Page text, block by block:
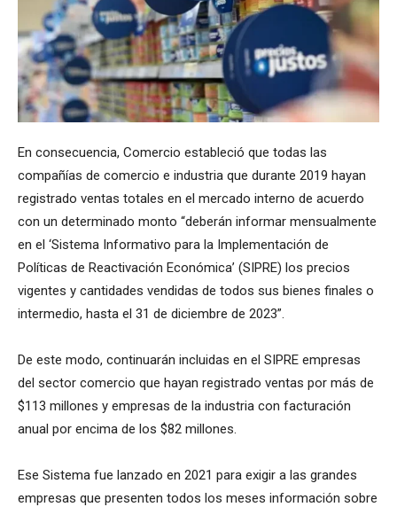
En consecuencia, Comercio estableció que todas las
compañías de comercio e industria que durante 2019 hayan
registrado ventas totales en el mercado interno de acuerdo
con un determinado monto “deberán informar mensualmente
en el ‘Sistema Informativo para la Implementación de
Políticas de Reactivación Económica’ (SIPRE) los precios
vigentes y cantidades vendidas de todos sus bienes finales o
intermedio, hasta el 31 de diciembre de 2023”.
De este modo, continuarán incluidas en el SIPRE empresas
del sector comercio que hayan registrado ventas por más de
$113 millones y empresas de la industria con facturación
anual por encima de los $82 millones.
Ese Sistema fue lanzado en 2021 para exigir a las grandes
empresas que presenten todos los meses información sobre